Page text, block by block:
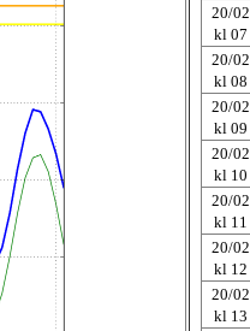
20/02
kl 07
20/02
kl 08
20/02
kl 09
20/02
kl 10
20/02
kl 11
20/02
kl 12
20/02
kl 13